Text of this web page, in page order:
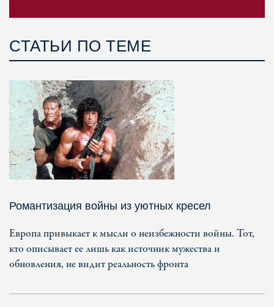
СТАТЬИ ПО ТЕМЕ
Романтизация войны из уютных кресел
Европа привыкает к мысли о неизбежности войны. Тот,
кто описывает ее лишь как источник мужества и
обновления, не видит реальность фронта